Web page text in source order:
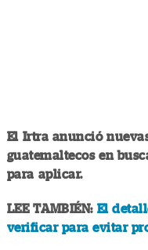
El Irtra anunció
guatemaltecos en
para aplicar.
LEE TAMBIÉN: El
verificar para evitar